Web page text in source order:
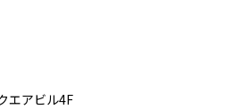
エアビル4F